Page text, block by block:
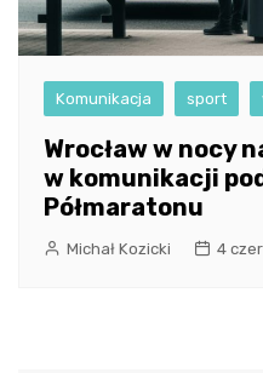
Komunikacja sport
Wrocław w nocy
w komunikacji
Półmaratonu
Michał Kozicki 4